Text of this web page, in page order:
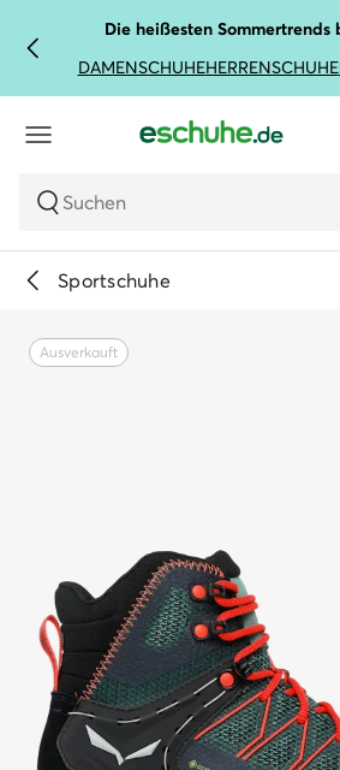
Die heißesten Sommertrends
DAMENSCHUHEHERRENSCHUHE
Suchen
Sportschuhe
Ausverkauft